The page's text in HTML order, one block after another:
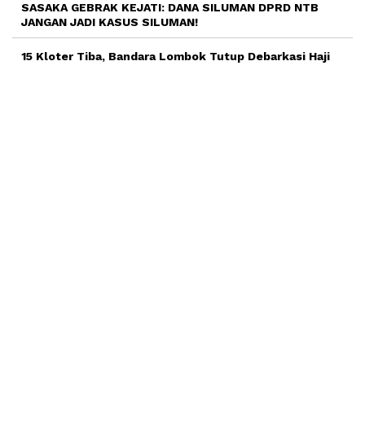
SASAKA GEBRAK KEJATI: DANA SILUMAN DPRD NTB
JANGAN JADI KASUS SILUMAN!
15 Kloter Tiba, Bandara Lombok Tutup Debarkasi Haji